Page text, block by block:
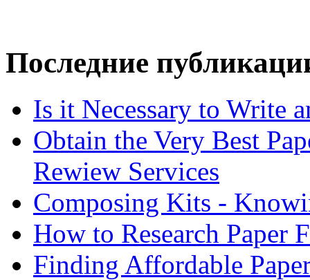
Последние
Is it Necessary to Write
Obtain the Very Best
Rewiew Services
Composing Kits -
How to Research Paper
Finding Affordable